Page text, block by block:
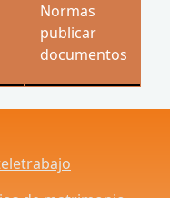
Normas
publicar
documentos